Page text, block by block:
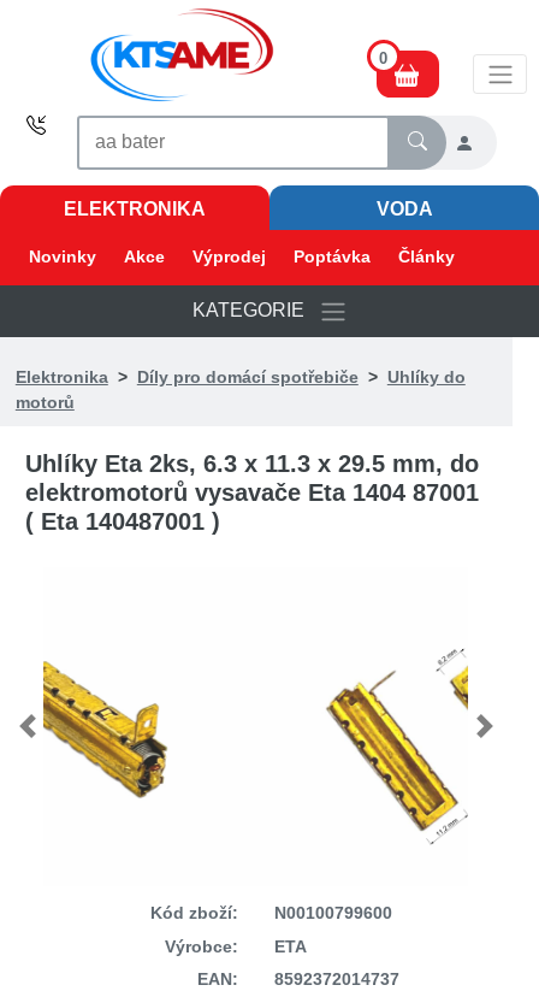
0
ELEKTRONIKA VODA
Novinky Akce Výprodej Poptávka Články
KATEGORIE
Elektronika> Díly pro domácí spotřebiče> Uhlíky do
motorů
Uhlíky Eta 2ks, 6.3 x 11.3 x 29.5 mm, do
elektromotorů vysavače Eta 1404 87001
( Eta 140487001 )
Previous Next
Kód zboží:
N00100799600
Výrobce:
ETA
EAN:
8592372014737